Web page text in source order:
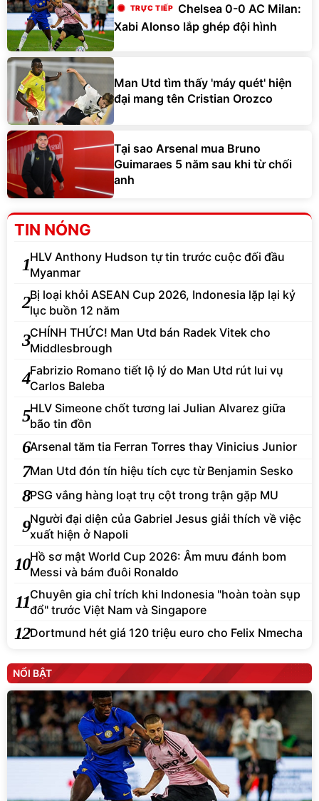
Chelsea 0-0 AC Milan:
Xabi Alonso lắp ghép đội hình
Man Utd tìm thấy 'máy quét' hiện
đại mang tên Cristian Orozco
Tại sao Arsenal mua Bruno
Guimaraes 5 năm sau khi từ chối
anh
TIN NÓNG
1HLV Anthony Hudson tự tin trước cuộc đối đầu
Myanmar
2Bị loại khỏi ASEAN Cup 2026, Indonesia lặp lại kỷ
lục buồn 12 năm
3CHÍNH THỨC! Man Utd bán Radek Vitek cho
Middlesbrough
4Fabrizio Romano tiết lộ lý do Man Utd rút lui vụ
Carlos Baleba
5HLV Simeone chốt tương lai Julian Alvarez giữa
bão tin đồn
6Arsenal tăm tia Ferran Torres thay Vinicius Junior
7Man Utd đón tín hiệu tích cực từ Benjamin Sesko
8PSG vắng hàng loạt trụ cột trong trận gặp MU
9Người đại diện của Gabriel Jesus giải thích về việc
xuất hiện ở Napoli
10Hồ sơ mật World Cup 2026: Âm mưu đánh bom
Messi và bám đuôi Ronaldo
11Chuyên gia chỉ trích khi Indonesia "hoàn toàn sụp
đổ" trước Việt Nam và Singapore
12Dortmund hét giá 120 triệu euro cho Felix Nmecha
NỔI BẬT